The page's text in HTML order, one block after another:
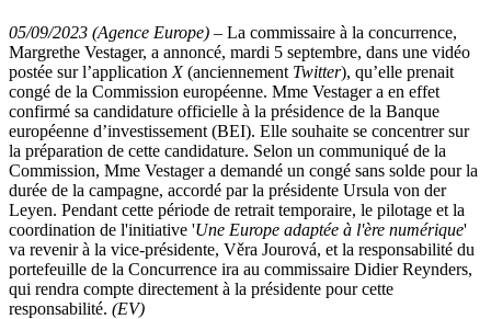
05/09/2023 (Agence Europe) – La commissaire à la concurrence,
Margrethe Vestager, a annoncé, mardi 5 septembre, dans une vidéo
postée sur l’application X(anciennement Twitter), qu’elle prenait
congé de la Commission européenne. Mme Vestager a en effet
confirmé sa candidature officielle à la présidence de la Banque
européenne d’investissement (BEI). Elle souhaite se concentrer sur
la préparation de cette candidature. Selon un communiqué de la
Commission, Mme Vestager a demandé un congé sans solde pour la
durée de la campagne, accordé par la présidente Ursula von der
Leyen. Pendant cette période de retrait temporaire, le pilotage et la
coordination de l'initiative 'Une Europe adaptée à l'ère numérique'
va revenir à la vice-présidente, Věra Jourová, et la responsabilité du
portefeuille de la Concurrence ira au commissaire Didier Reynders,
qui rendra compte directement à la présidente pour cette
responsabilité. (EV)